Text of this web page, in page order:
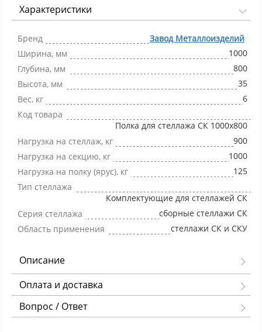
Характеристики
Бренд
Завод Металлоизделий
Ширина, мм
1000
Глубина, мм
800
Высота, мм
35
Вес, кг
6
Код товара
Полка для стеллажа СК 1000x800
Нагрузка на стеллаж, кг
900
Нагрузка на секцию, кг
1000
Нагрузка на полку (ярус), кг
125
Тип стеллажа
Комплектующие для стеллажей СК
Серия стеллажа
сборные стеллажи СК
Область применения
стеллажи СК и СКУ
Описание
Оплата и доставка
Вопрос / Ответ